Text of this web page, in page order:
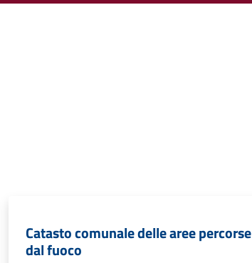
Catasto comunale delle aree percorse
dal fuoco